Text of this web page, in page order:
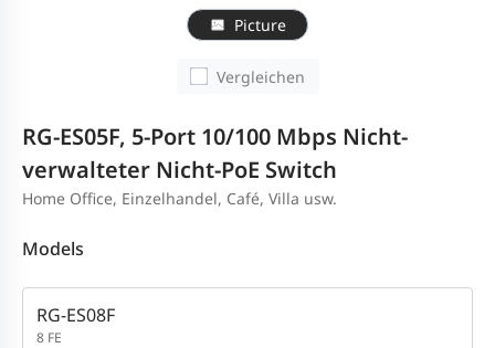
Picture
Vergleichen
RG-ES05F, 5-Port 10/100 Mbps Nicht-
verwalteter Nicht-PoE Switch
Home Office, Einzelhandel, Café, Villa usw.
Models
RG-ES08F
8 FE